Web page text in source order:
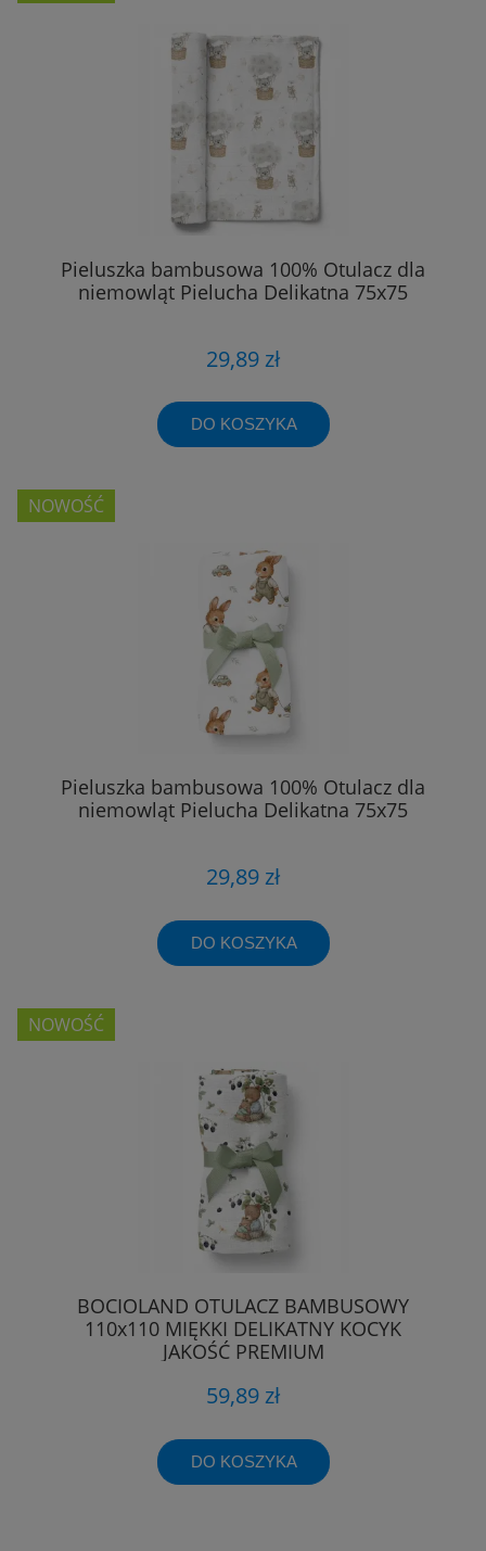
Pieluszka bambusowa 100% Otulacz dla
niemowląt Pielucha Delikatna 75x75
29,89 zł
DO KOSZYKA
Pieluszka bambusowa 100% Otulacz dla
niemowląt Pielucha Delikatna 75x75
29,89 zł
DO KOSZYKA
NOWOŚĆ
BOCIOLAND OTULACZ BAMBUSOWY
110x110 MIĘKKI DELIKATNY KOCYK
JAKOŚĆ PREMIUM
59,89 zł
DO KOSZYKA
NOWOŚĆ